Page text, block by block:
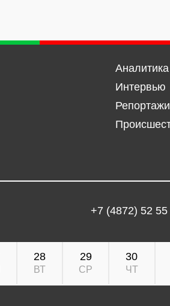
Аналитика
Интервью
Репортажи
+7 (4872) 52 55
28
ВТ
29
СР
30
ЧТ